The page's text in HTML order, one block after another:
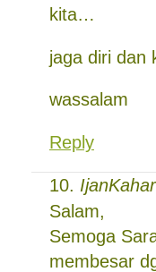
kita…
jaga diri dan
wassalam
Reply
IjanKahar
Salam,
Semoga
membesar